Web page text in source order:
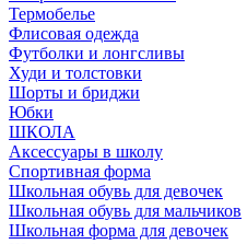
Термобелье
Флисовая одежда
Футболки и лонгсливы
Худи и толстовки
Шорты и бриджи
Юбки
ШКОЛА
Аксессуары в школу
Спортивная форма
Школьная обувь для девочек
Школьная обувь для мальчиков
Школьная форма для девочек